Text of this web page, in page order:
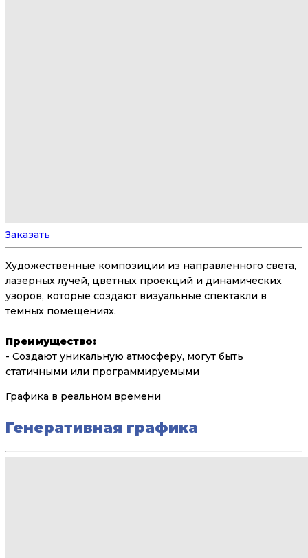
Заказать
Художественные композиции из направленного света,
лазерных лучей, цветных проекций и динамических
узоров, которые создают визуальные спектакли в
темных помещениях.
Преимущество:
- Создают уникальную атмосферу, могут быть
статичными или программируемыми
Графика в реальном времени
Генеративная графика